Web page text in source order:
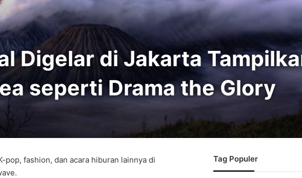
Digelar di Jakarta
seperti Drama the Glory
pop, fashion, dan acara hiburan lainnya di
Tag Populer